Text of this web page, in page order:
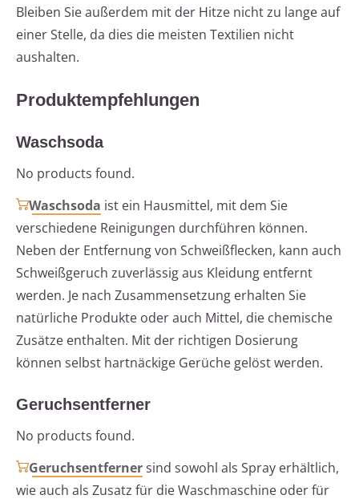
Bleiben Sie außerdem mit der Hitze nicht zu lange auf
einer Stelle, da dies die meisten Textilien nicht
aushalten.
Produktempfehlungen
Waschsoda
No products found.
Waschsoda ist ein Hausmittel, mit dem Sie
verschiedene Reinigungen durchführen können.
Neben der Entfernung von Schweißflecken, kann auch
Schweißgeruch zuverlässig aus Kleidung entfernt
werden. Je nach Zusammensetzung erhalten Sie
natürliche Produkte oder auch Mittel, die chemische
Zusätze enthalten. Mit der richtigen Dosierung
können selbst hartnäckige Gerüche gelöst werden.
Geruchsentferner
No products found.
Geruchsentfernersind sowohl als Spray erhältlich,
wie auch als Zusatz für die Waschmaschine oder für